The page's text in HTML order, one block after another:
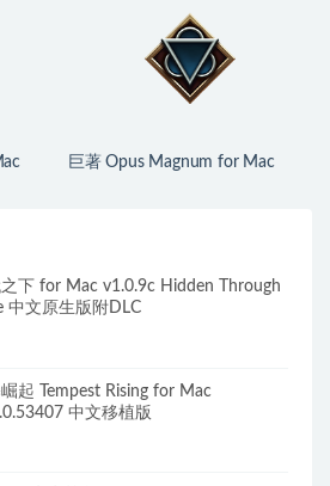
巨著 Opus Magnum for Mac
下 for Mac v1.0.9c Hidden Through
中文原生版附DLC
崛起 Tempest Rising for Mac
中文移植版